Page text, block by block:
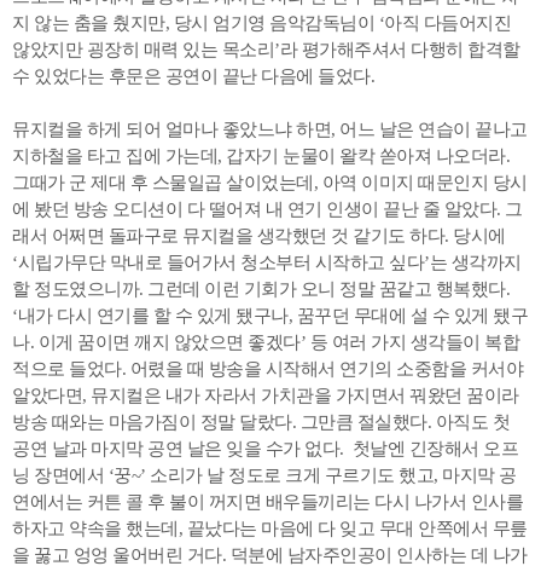
지 않는 춤을 췄지만, 당시 엄기영 음악감독님이 ‘아직 다듬어지진
않았지만 굉장히 매력 있는 목소리’라 평가해주셔서 다행히 합격할
수 있었다는 후문은 공연이 끝난 다음에 들었다.
뮤지컬을 하게 되어 얼마나 좋았느냐 하면, 어느 날은 연습이 끝나고
지하철을 타고 집에 가는데, 갑자기 눈물이 왈칵 쏟아져 나오더라.
그때가 군 제대 후 스물일곱 살이었는데, 아역 이미지 때문인지 당시
에 봤던 방송 오디션이 다 떨어져 내 연기 인생이 끝난 줄 알았다. 그
래서 어쩌면 돌파구로 뮤지컬을 생각했던 것 같기도 하다. 당시에
‘시립가무단 막내로 들어가서 청소부터 시작하고 싶다’는 생각까지
할 정도였으니까. 그런데 이런 기회가 오니 정말 꿈같고 행복했다.
‘내가 다시 연기를 할 수 있게 됐구나, 꿈꾸던 무대에 설 수 있게 됐구
나. 이게 꿈이면 깨지 않았으면 좋겠다’ 등 여러 가지 생각들이 복합
적으로 들었다. 어렸을 때 방송을 시작해서 연기의 소중함을 커서야
알았다면, 뮤지컬은 내가 자라서 가치관을 가지면서 꿔왔던 꿈이라
방송 때와는 마음가짐이 정말 달랐다. 그만큼 절실했다. 아직도 첫
공연 날과 마지막 공연 날은 잊을 수가 없다. 첫날엔 긴장해서 오프
닝 장면에서 ‘꿍~’ 소리가 날 정도로 크게 구르기도 했고, 마지막 공
연에서는 커튼 콜 후 불이 꺼지면 배우들끼리는 다시 나가서 인사를
하자고 약속을 했는데, 끝났다는 마음에 다 잊고 무대 안쪽에서 무릎
을 꿇고 엉엉 울어버린 거다. 덕분에 남자주인공이 인사하는 데 나가